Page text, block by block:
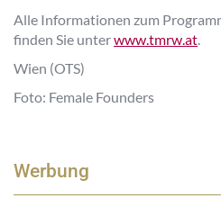
Alle Informationen zum
finden Sie unterwww.tmrw.at.
Wien (OTS)
Foto: Female Founders
Werbung